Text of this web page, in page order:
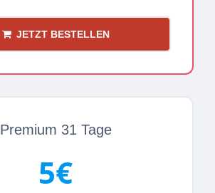
JETZT BESTELLEN
Premium 31 Tage
5€